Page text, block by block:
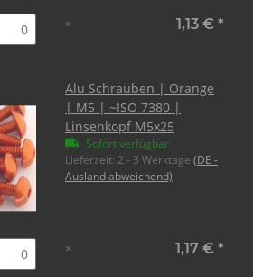
× 1,13 € *
Alu Schrauben | Orange
| M5 | ~ISO 7380 |
Linsenkopf M5x25
Sofort verfügbar
Lieferzeit: 2 - 3 Werktage (DE -
Ausland abweichend)
× 1,17 € *